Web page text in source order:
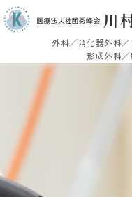
外科／消化器外科
形成外科